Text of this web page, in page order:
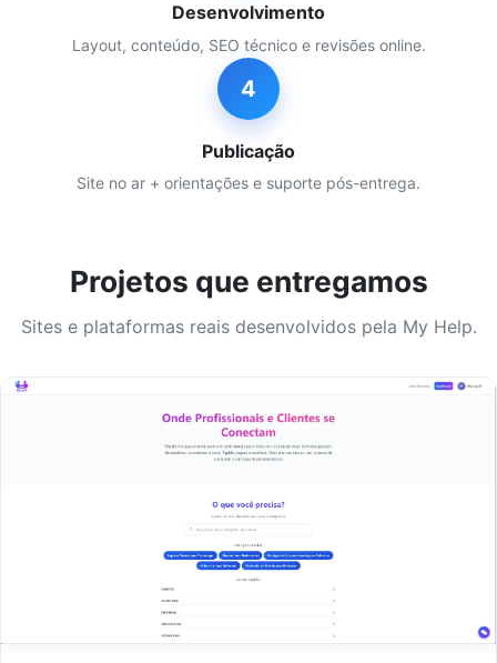
Desenvolvimento
Layout, conteúdo, SEO técnico e revisões online.
4
Publicação
Site no ar + orientações e suporte pós-entrega.
Projetos que entregamos
Sites e plataformas reais desenvolvidos pela My Help.